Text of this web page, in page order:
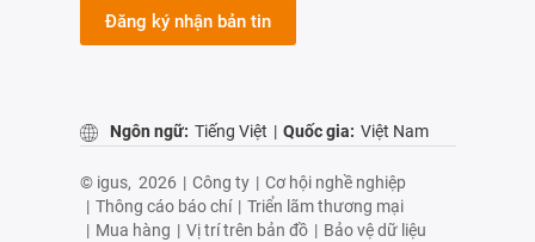
Đăng ký nhận bản tin
Ngôn ngữ: Tiếng Việt | Quốc gia: Việt Nam
© igus, 2026 | Công ty | Cơ hội nghề nghiệp
| Thông cáo báo chí | Triển lãm thương mại
| Mua hàng | Vị trí trên bản đồ | Bảo vệ dữ liệu